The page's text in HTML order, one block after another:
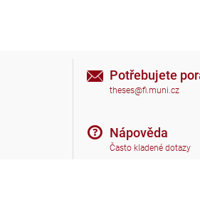
Potřebujete
theses@fi.muni.cz
Nápověda
Často kladené dotazy